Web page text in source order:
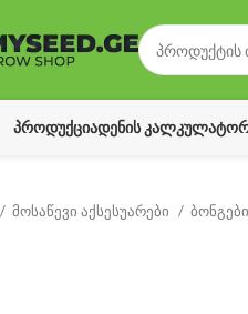
ᲞᲠᲝᲓᲣᲥᲪᲘᲐᲓᲔᲜᲘᲡ
მოსაწევი აქსესუარები ბონგები